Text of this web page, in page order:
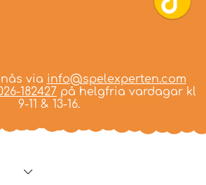
via info@spelexperten.com
182427 på helgfria vardagar kl
9-11 & 13-16.